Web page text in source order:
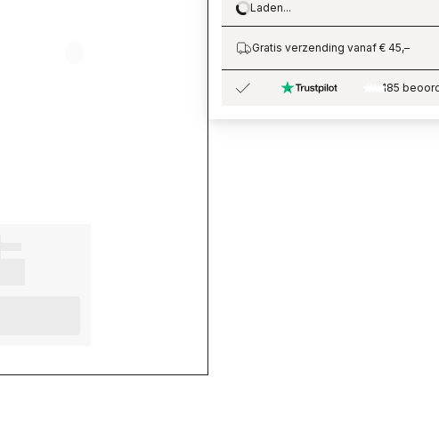
Loading…
Laden...
Gratis verzending vanaf € 45,–
185